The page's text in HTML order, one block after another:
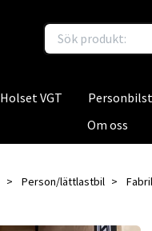
Holset VGT
Om oss
Person/lättlastbil